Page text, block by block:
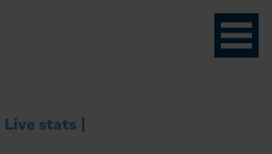
Live stats